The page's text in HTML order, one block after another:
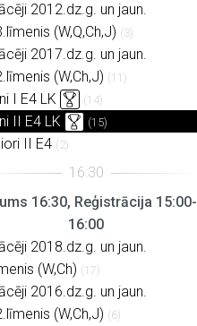
2012.dz.g. un jaun.
(W,Q,Ch,J) (3)
2017.dz.g. un jaun.
(W,Ch,J) (11)
I E4 LK (14)
II E4 LK (15)
II E4 (2)
16:30, Reģistrācija 15:00-
16:00
2018.dz.g. un jaun.
(W,Ch) (17)
2016.dz.g. un jaun.
(W,Ch,J) (6)